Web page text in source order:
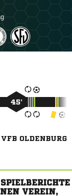
45’
VFB OLDENBURG
VEREIN,